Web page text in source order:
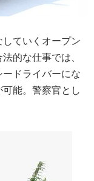
ていくオープン
的な仕事では、
ドライバーにな
能。警察官とし